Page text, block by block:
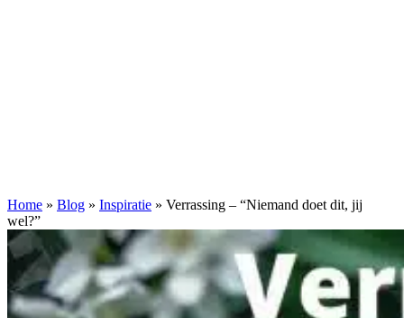
Home » Blog » Inspiratie » Verrassing – “Niemand doet dit, jij
wel?”